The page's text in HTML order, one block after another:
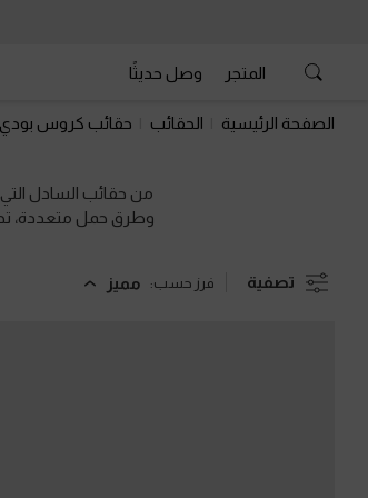
المتجر وصل حديثًا
الصفحة الرئيسية الحقائب حقائب كروس بودي
من حقائب السادل التي
وطرق حمل متعددة،
تصفية فرز حسب: مميز